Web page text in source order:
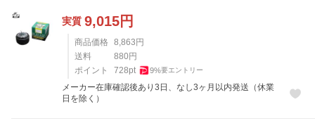
実質 9,015円
商品価格 8,863 円
送料
880 円
ポイント
728pt 9%要エントリー
メーカー在庫確認後あり3日、なし3ヶ月以内発送（休業
日を除く）